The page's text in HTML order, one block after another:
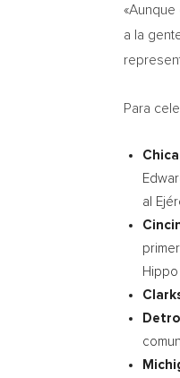
a la
Para
al